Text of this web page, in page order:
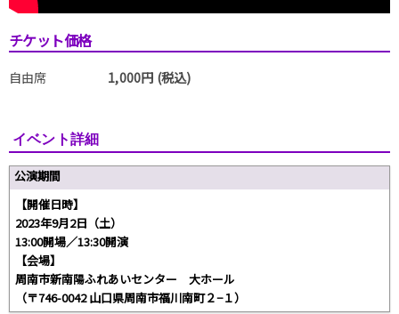
チケット価格
自由席 1,000円 (税込)
イベント詳細
公演期間
【開催日時】
2023年9月2日（土）
13:00開場／13:30開演
【会場】
周南市新南陽ふれあいセンター 大ホール
（〒746-0042 山口県周南市福川南町２−１）